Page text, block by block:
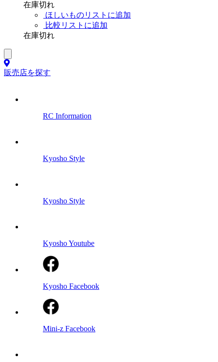
在庫切れ
ほしいものリストに追加
比較リストに追加
在庫切れ
販売店を探す
RC Information
Kyosho Style
Kyosho Style
Kyosho Youtube
Kyosho Facebook
Mini-z Facebook